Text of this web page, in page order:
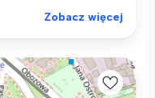
Zobacz więcej